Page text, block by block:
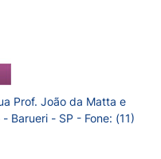
Prof. João da Matta e
Barueri - SP - Fone: (11)